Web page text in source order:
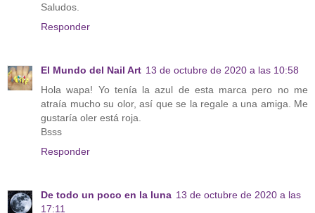
Saludos.
Responder
El Mundo del Nail Art 13 de octubre de 2020 a las 10:58
Hola wapa! Yo tenía la azul de esta marca pero no me
atraía mucho su olor, así que se la regale a una amiga. Me
gustaría oler está roja.
Bsss
Responder
De todo un poco en la luna 13 de octubre de 2020 a las
17:11